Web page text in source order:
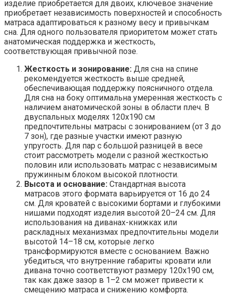
изделие приобретается для двоих, ключевое значение
приобретает независимость поверхностей и способность
матраса адаптироваться к разному весу и привычкам
сна. Для одного пользователя приоритетом может стать
анатомическая поддержка и жесткость,
соответствующая привычной позе.
Жесткость и зонирование: Для сна на спине
рекомендуется жесткость выше средней,
обеспечивающая поддержку поясничного отдела.
Для сна на боку оптимальна умеренная жесткость с
наличием анатомической зоны в области плеч. В
двуспальных моделях 120х190 см
предпочтительны матрасы с зонированием (от 3 до
7 зон), где разные участки имеют разную
упругость. Для пар с большой разницей в весе
стоит рассмотреть модели с разной жесткостью
половин или использовать матрас с независимым
пружинным блоком высокой плотности.
Высота и основание: Стандартная высота
матрасов этого формата варьируется от 16 до 24
см. Для кроватей с высокими бортами и глубокими
нишами подходят изделия высотой 20–24 см. Для
использования на диванах-книжках или
раскладных механизмах предпочтительны модели
высотой 14–18 см, которые легко
трансформируются вместе с основанием. Важно
убедиться, что внутренние габариты кровати или
дивана точно соответствуют размеру 120х190 см,
так как даже зазор в 1–2 см может привести к
смещению матраса и снижению комфорта.